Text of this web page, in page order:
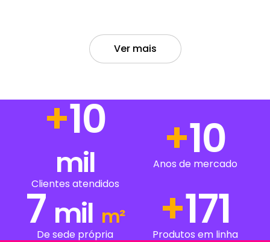
Ver mais
+15
mil
Clientes atendidos
+15
Anos de mercado
7 mil m²
De sede própria +223
Produtos em linha